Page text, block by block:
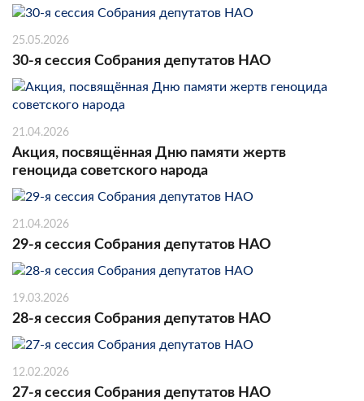
25.05.2026
30-я сессия Собрания депутатов НАО
21.04.2026
Акция, посвящённая Дню памяти жертв
геноцида советского народа
21.04.2026
29-я сессия Собрания депутатов НАО
19.03.2026
28-я сессия Собрания депутатов НАО
12.02.2026
27-я сессия Собрания депутатов НАО